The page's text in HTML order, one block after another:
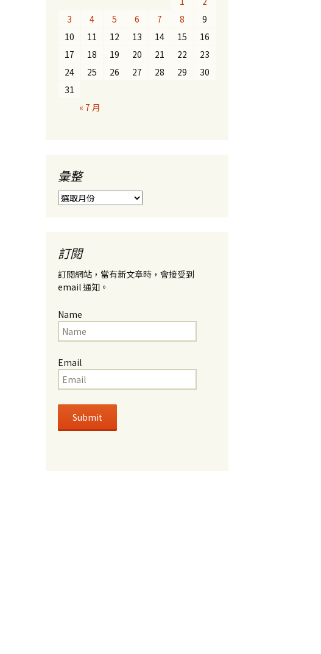
3
4 5 6 7 8
9
10
11 12 13 14 15
16
17
18 19 20 21 22
23
24
25 26 27 28 29
30
31
« 7 月
彙整
彙
整
訂閱
訂閱網站，當有新文章時，會接受到
email 通知。
Name
Email